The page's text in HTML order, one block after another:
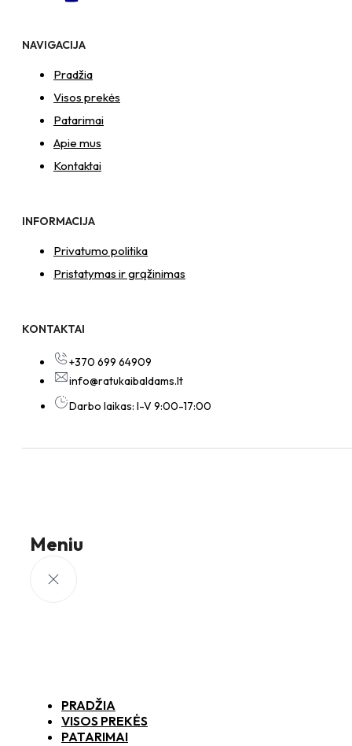
NAVIGACIJA
Pradžia
Visos prekės
Patarimai
Apie mus
Kontaktai
INFORMACIJA
Privatumo politika
Pristatymas ir grąžinimas
KONTAKTAI
+370 699 64909
info@ratukaibaldams.lt
Darbo laikas: I-V 9:00-17:00
Meniu
PRADŽIA
VISOS PREKĖS
PATARIMAI